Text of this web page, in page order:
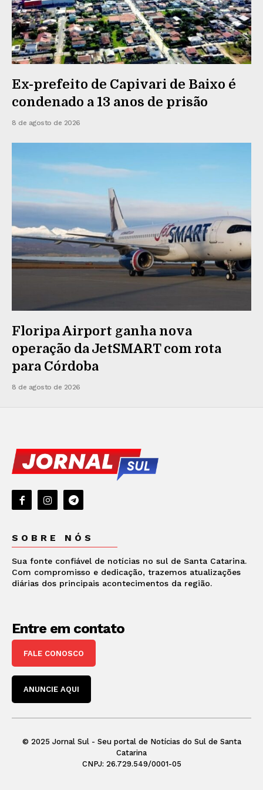
Ex-prefeito de Capivari de Baixo é
condenado a 13 anos de prisão
8 de agosto de 2026
Floripa Airport ganha nova
operação da JetSMART com rota
para Córdoba
8 de agosto de 2026
SOBRE NÓS
Sua fonte confiável de notícias no sul de Santa Catarina.
Com compromisso e dedicação, trazemos atualizações
diárias dos principais acontecimentos da região.
Entre em contato
FALE CONOSCO
ANUNCIE AQUI
© 2025 Jornal Sul - Seu portal de Notícias do Sul de Santa
Catarina
CNPJ: 26.729.549/0001-05